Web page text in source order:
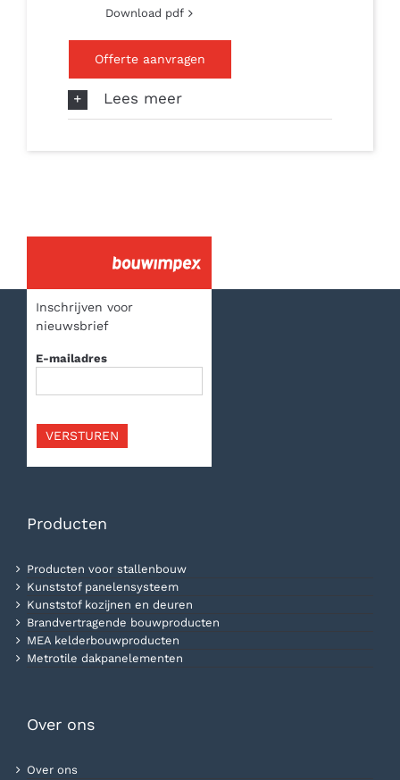
Download pdf
Offerte aanvragen
Lees meer
Inschrijven voor
nieuwsbrief
E-mailadres
VERSTUREN
Producten
Producten voor stallenbouw
Kunststof panelensysteem
Kunststof kozijnen en deuren
Brandvertragende bouwproducten
MEA kelderbouwproducten
Metrotile dakpanelementen
Over ons
Over ons